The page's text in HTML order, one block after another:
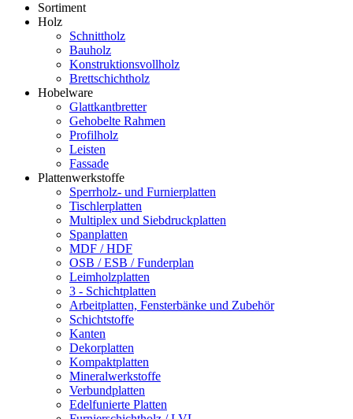
Sortiment
Holz
Schnittholz
Bauholz
Konstruktionsvollholz
Brettschichtholz
Hobelware
Glattkantbretter
Gehobelte Rahmen
Profilholz
Leisten
Fassade
Plattenwerkstoffe
Sperrholz- und Furnierplatten
Tischlerplatten
Multiplex und Siebdruckplatten
Spanplatten
MDF / HDF
OSB / ESB / Funderplan
Leimholzplatten
3 - Schichtplatten
Arbeitplatten, Fensterbänke und Zubehör
Schichtstoffe
Kanten
Dekorplatten
Kompaktplatten
Mineralwerkstoffe
Verbundplatten
Edelfunierte Platten